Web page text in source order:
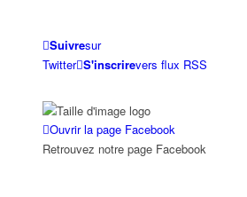
Suivresur
Twitter S'inscrirevers flux RSS
Ouvrir la page Facebook
Retrouvez notre page Facebook